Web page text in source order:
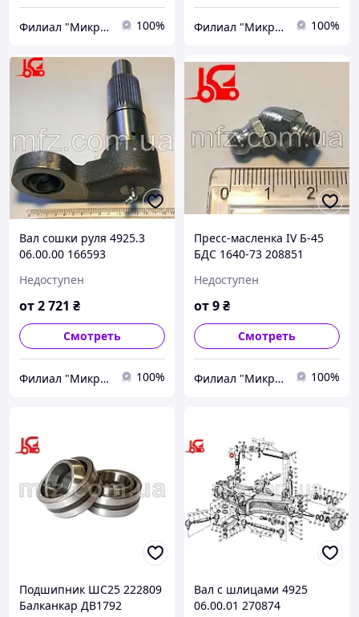
Филиал "Микро-Ф Запорожье" ООО "Микро-Ф" 100% Филиал "Микро-Ф Запорожье" ООО "Микро-Ф" 100%
Вал сошки руля 4925.3
06.00.00 166593
Недоступен
от2 721 ₴
Смотреть
Филиал "Микро-Ф Запорожье" ООО "Микро-Ф" 100%
Пресс-масленка IV Б-45
БДС 1640-73 208851
Недоступен
от9₴
Смотреть
Филиал "Микро-Ф Запорожье" ООО "Микро-Ф" 100%
Подшипник ШС25 222809
Балканкар ДВ1792
Вал с шлицами 4925
06.00.01 270874